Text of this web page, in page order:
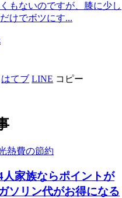
もないのですが、膝に少し
けでボツにす...
はてブ LINE コピー
熱費の節約
人家族ならポイントが
ソリン代がお得になる